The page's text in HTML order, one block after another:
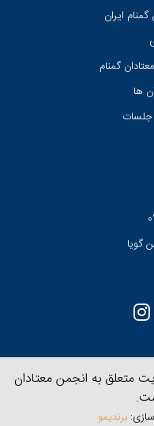
ایران
گمنام
ها
متعلق به انجمن معتادان
برندیمو